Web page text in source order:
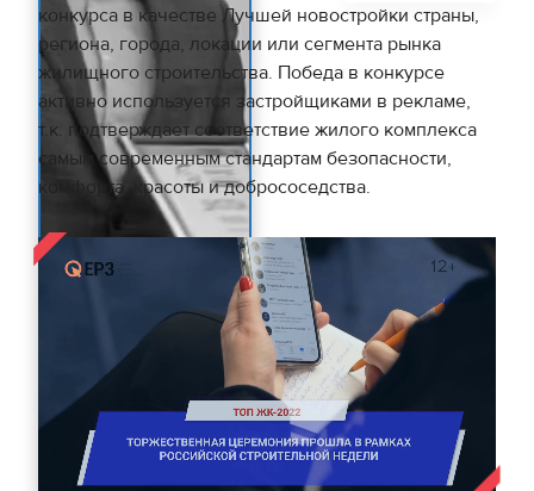
конкурса в качестве Лучшей новостройки страны,
региона, города, локации или сегмента рынка
жилищного строительства. Победа в конкурсе
активно используется застройщиками в рекламе,
т.к. подтверждает соответствие жилого комплекса
самым современным стандартам безопасности,
комфорта, красоты и добрососедства.